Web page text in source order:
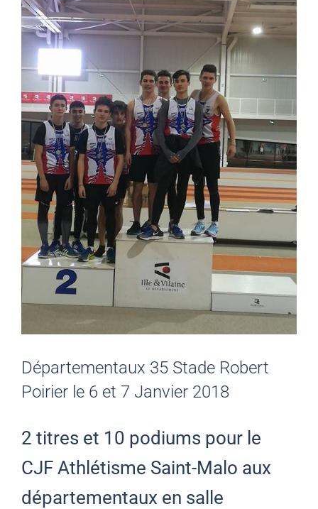
Départementaux 35 Stade Robert
Poirier le 6 et 7 Janvier 2018
2 titres et 10 podiums pour le
CJF Athlétisme Saint-Malo aux
départementaux en salle